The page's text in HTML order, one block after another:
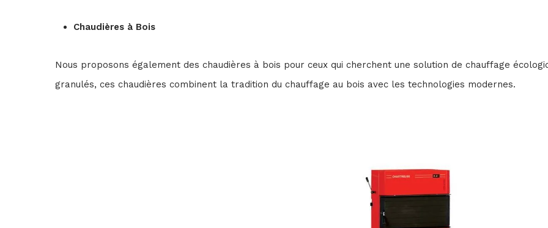
Chaudières à Bois
Nous proposons également des chaudières à bois pour ceux qui cherchent une solution de chauffage
granulés, ces chaudières combinent la tradition du chauffage au bois avec les technologies modernes.